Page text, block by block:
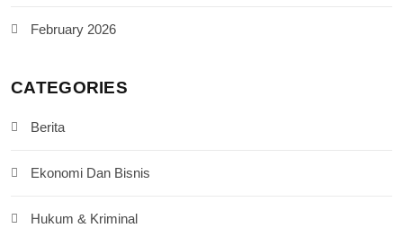
February 2026
CATEGORIES
Berita
Ekonomi Dan Bisnis
Hukum & Kriminal